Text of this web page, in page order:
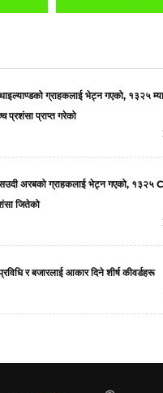
ग्राहकलाई भेट्न गएको, १३२५
प्रशंसा प्राप्त गरेको
सउदी अरबको ग्राहकलाई भेट्न गएको, १३२५
जितेको
र बजारलाई आकार दिने शीर्ष कीवर्डहरू